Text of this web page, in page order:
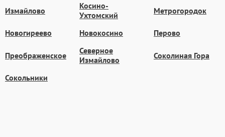
Измайлово
Косино-
Ухтомский
Метрогородок
Новогиреево Новокосино Перово
Преображенское
Северное
Измайлово
Соколиная Гора
Сокольники